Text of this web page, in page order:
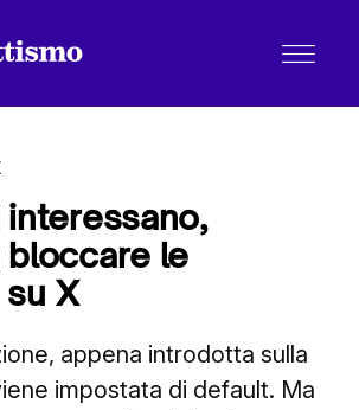
interessano,
le
X
appena introdotta sulla
impostata di default. Ma